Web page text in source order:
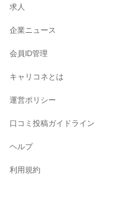
求人
企業ニュース
会員ID管理
キャリコネとは
運営ポリシー
口コミ投稿ガイドライン
ヘルプ
利用規約